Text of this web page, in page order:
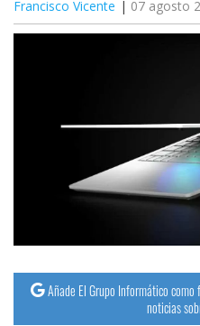
Francisco Vicente 07 agosto
Añade El Grupo Informático
noticias